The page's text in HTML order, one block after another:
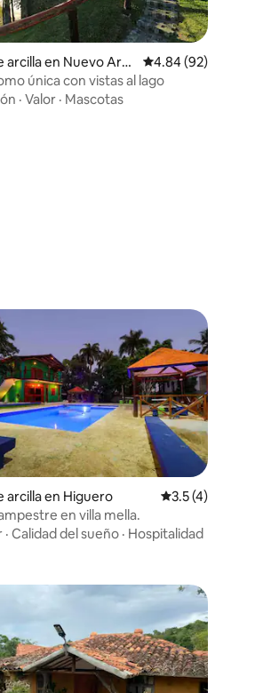
4.96 de 5; 76 evaluaciones
arcilla en Nuevo Are
Calificación
4.84 (92)
única con vistas al lago
· Valor · Mascotas
4.93 de 5; 15 evaluaciones
arcilla en Higuero Calificación
3.5 (4)
en villa mella.
· Calidad del sueño · Hospitalidad